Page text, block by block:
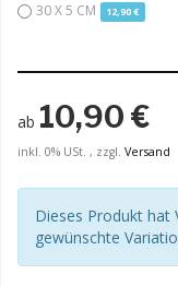
30 X 5 CM 12,90 €
ab 10,90 €
inkl. 0% USt. , zzgl. Versand
Dieses Produkt hat
gewünschte